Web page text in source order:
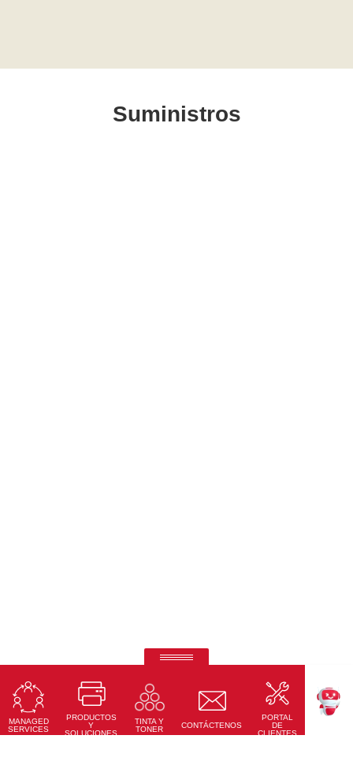
Suministros
MANAGED
SERVICES
PRODUCTOS
Y
SOLUCIONES
TINTA Y
TONER
CONTÁCTENOS
PORTAL
DE
CLIENTES
Pantallas Interactivas Ricoh
Precisión táctil, conectividad total y diseño moderno
Conoce Más